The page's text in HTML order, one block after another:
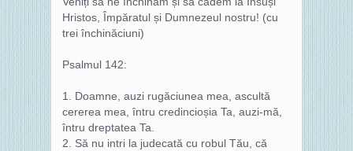
Hristos, Împăratul și Dumnezeul nostru! (cu
trei închinăciuni)
Psalmul 142:
1. Doamne, auzi rugăciunea mea, ascultă
cererea mea, întru credincioșia Ta, auzi‑mă,
întru dreptatea Ta.
2. Să nu intri la judecată cu robul Tău, că